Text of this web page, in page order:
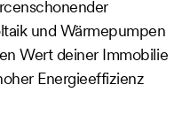
und Wärmepumpen
Wert deiner Immobilie
Energieeffizienz